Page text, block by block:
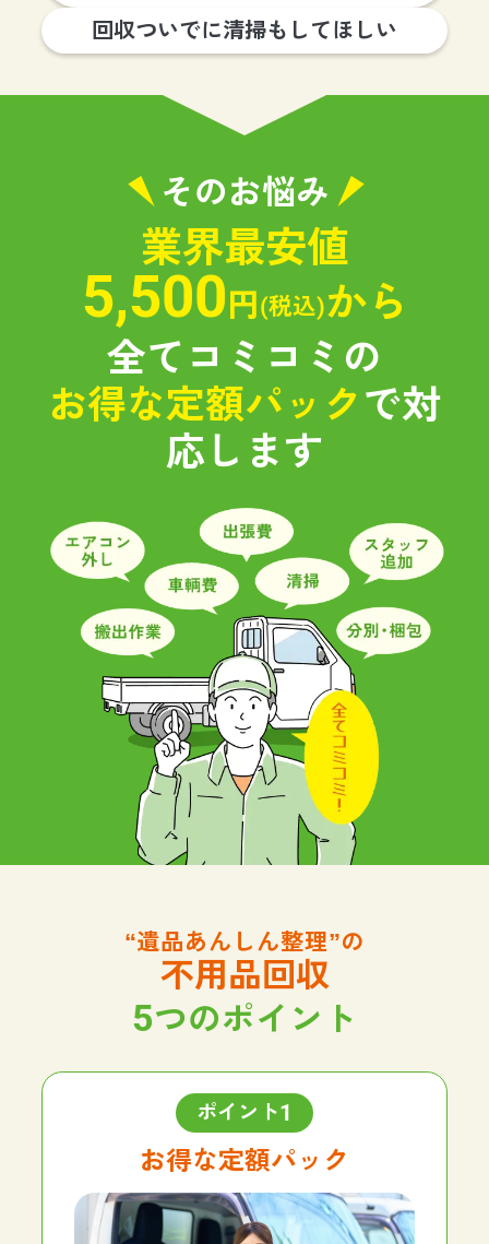
回収ついでに清掃もしてほしい
そのお悩み
業界最安値
5,500円(税込)から
全てコミコミの
お得な定額パックで対
応します
不用品回収
5つのポイント
ポイント1
お得な定額パック